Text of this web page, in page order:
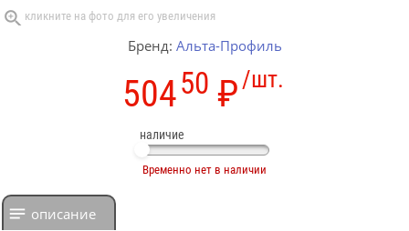
Бренд: Альта-Профиль
/шт.
50450 ₽
наличие
Временно нет в наличии
описание